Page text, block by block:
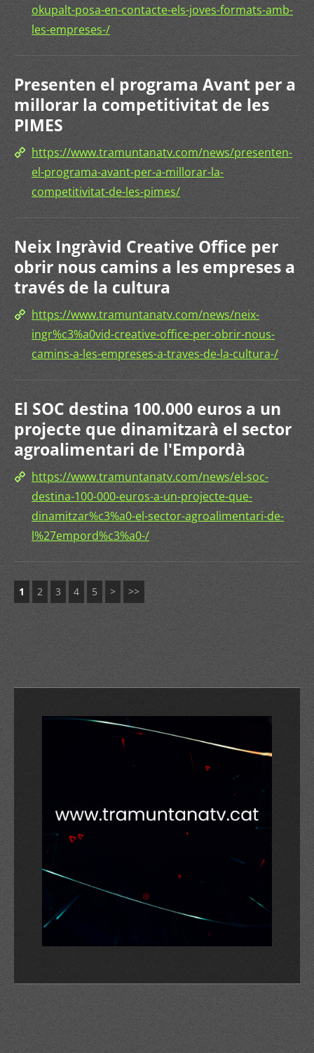
okupalt-posa-en-contacte-els-joves-formats-amb-
les-empreses-/
Presenten el programa Avant per a
millorar la competitivitat de les
PIMES
https://www.tramuntanatv.com/news/presenten-
el-programa-avant-per-a-millorar-la-
competitivitat-de-les-pimes/
Neix Ingràvid Creative Office per
obrir nous camins a les empreses a
través de la cultura
https://www.tramuntanatv.com/news/neix-
ingr%c3%a0vid-creative-office-per-obrir-nous-
camins-a-les-empreses-a-traves-de-la-cultura-/
El SOC destina 100.000 euros a un
projecte que dinamitzarà el sector
agroalimentari de l'Empordà
https://www.tramuntanatv.com/news/el-soc-
destina-100-000-euros-a-un-projecte-que-
dinamitzar%c3%a0-el-sector-agroalimentari-de-
l%27empord%c3%a0-/
1 2 3 4 5 > >>